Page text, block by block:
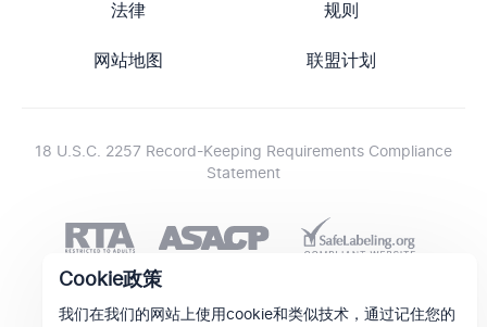
Cookie政策
我们在我们的网站上使用cookie和类似技术，通过记住您的
法律 规则
网站地图 联盟计划
18 U.S.C. 2257 Record-Keeping Requirements Compliance
Statement